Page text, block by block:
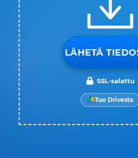
LÄHETÄ
SSL-salattu
Tuo Drivesta